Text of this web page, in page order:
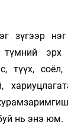
зүгээр
эрх
түүх,
нь энэ юм.